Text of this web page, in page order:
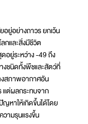
อยู่อย่างถาวร ยกเว้น
กและสิ่งมีชีวิต
อยู่ระหว่าง -49 ถึง
งชนิดทั้งพืชและสัตว์ที่
งสภาพอากาศอัน
แต่ผลกระทบจาก
หาให้เกิดขึ้นได้โดย
ามรุนแรงขึ้น